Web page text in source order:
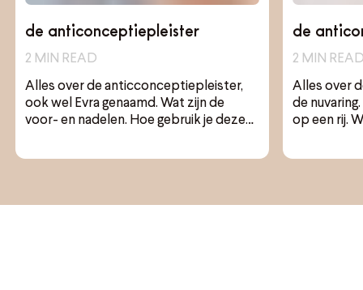
de anticonceptiepleister
2 MIN READ
Alles over de anticconceptiepleister,
ook wel Evra genaamd. Wat zijn de
voor- en nadelen. Hoe gebruik je deze
de
2 MIN
Alles over
de
op een rij.